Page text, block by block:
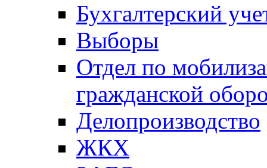
Бухгалтерский
Выборы
Отдел по
гражданской
Делопроизводство
ЖКХ